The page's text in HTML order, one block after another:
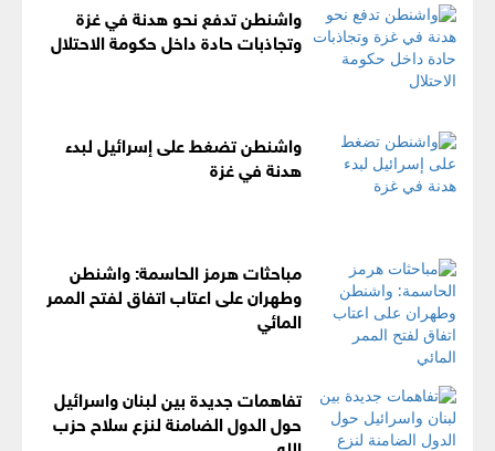
واشنطن تدفع نحو هدنة في غزة
وتجاذبات حادة داخل حكومة الاحتلال
واشنطن تضغط على إسرائيل لبدء
هدنة في غزة
مباحثات هرمز الحاسمة: واشنطن
وطهران على اعتاب اتفاق لفتح الممر
المائي
تفاهمات جديدة بين لبنان واسرائيل
حول الدول الضامنة لنزع سلاح حزب